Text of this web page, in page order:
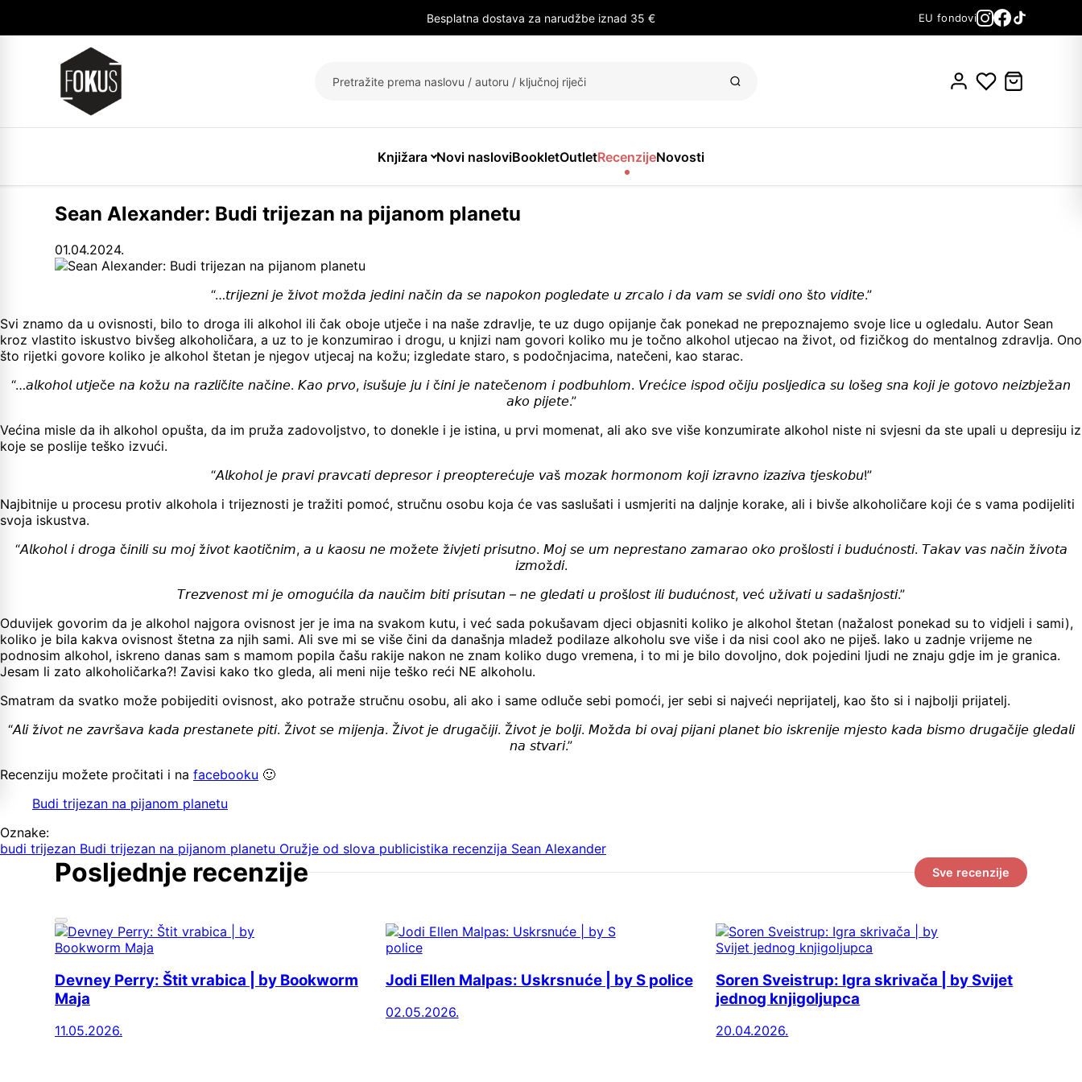
Besplatna dostava za narudžbe iznad 35 € EU fondovi
Knjižara Novi nasloviBookletOutletRecenzijeNovosti
Sean Alexander: Budi trijezan na pijanom planetu
01.04.2024.
“…𝘵𝘳𝘪𝘫𝘦𝘻𝘯𝘪 𝘫𝘦 ž𝘪𝘷𝘰𝘵 𝘮𝘰ž𝘥𝘢 𝘫𝘦𝘥𝘪𝘯𝘪 𝘯𝘢č𝘪𝘯 𝘥𝘢 𝘴𝘦 𝘯𝘢𝘱𝘰𝘬𝘰𝘯 𝘱𝘰𝘨𝘭𝘦𝘥𝘢𝘵𝘦 𝘶 𝘻𝘳𝘤𝘢𝘭𝘰 𝘪 𝘥𝘢 𝘷𝘢𝘮 𝘴𝘦 𝘴𝘷𝘪𝘥𝘪 𝘰𝘯𝘰 š𝘵𝘰 𝘷𝘪𝘥𝘪𝘵𝘦.”
Svi znamo da u ovisnosti, bilo to droga ili alkohol ili čak oboje utječe i na naše zdravlje, te uz dugo opijanje čak ponekad ne prepoznajemo svoje lice u ogledalu. Autor Sean
kroz vlastito iskustvo bivšeg alkoholičara, a uz to je konzumirao i drogu, u knjizi nam govori koliko mu je točno alkohol utjecao na život, od fizičkog do mentalnog zdravlja. Ono
što rijetki govore koliko je alkohol štetan je njegov utjecaj na kožu; izgledate staro, s podočnjacima, natečeni, kao starac.
“…𝘢𝘭𝘬𝘰𝘩𝘰𝘭 𝘶𝘵𝘫𝘦č𝘦 𝘯𝘢 𝘬𝘰ž𝘶 𝘯𝘢 𝘳𝘢𝘻𝘭𝘪č𝘪𝘵𝘦 𝘯𝘢č𝘪𝘯𝘦. 𝘒𝘢𝘰 𝘱𝘳𝘷𝘰, 𝘪𝘴𝘶š𝘶𝘫𝘦 𝘫𝘶 𝘪 č𝘪𝘯𝘪 𝘫𝘦 𝘯𝘢𝘵𝘦č𝘦𝘯𝘰𝘮 𝘪 𝘱𝘰𝘥𝘣𝘶𝘩𝘭𝘰𝘮. 𝘝𝘳𝘦ć𝘪𝘤𝘦 𝘪𝘴𝘱𝘰𝘥 𝘰č𝘪𝘫𝘶 𝘱𝘰𝘴𝘭𝘫𝘦𝘥𝘪𝘤𝘢 𝘴𝘶 𝘭𝘰š𝘦𝘨 𝘴𝘯𝘢 𝘬𝘰𝘫𝘪 𝘫𝘦 𝘨𝘰𝘵𝘰𝘷𝘰 𝘯𝘦𝘪𝘻𝘣𝘫𝘦ž𝘢𝘯
𝘢𝘬𝘰 𝘱𝘪𝘫𝘦𝘵𝘦.”
Većina misle da ih alkohol opušta, da im pruža zadovoljstvo, to donekle i je istina, u prvi momenat, ali ako sve više konzumirate alkohol niste ni svjesni da ste upali u depresiju iz
koje se poslije teško izvući.
“𝘈𝘭𝘬𝘰𝘩𝘰𝘭 𝘫𝘦 𝘱𝘳𝘢𝘷𝘪 𝘱𝘳𝘢𝘷𝘤𝘢𝘵𝘪 𝘥𝘦𝘱𝘳𝘦𝘴𝘰𝘳 𝘪 𝘱𝘳𝘦𝘰𝘱𝘵𝘦𝘳𝘦ć𝘶𝘫𝘦 𝘷𝘢š 𝘮𝘰𝘻𝘢𝘬 𝘩𝘰𝘳𝘮𝘰𝘯𝘰𝘮 𝘬𝘰𝘫𝘪 𝘪𝘻𝘳𝘢𝘷𝘯𝘰 𝘪𝘻𝘢𝘻𝘪𝘷𝘢 𝘵𝘫𝘦𝘴𝘬𝘰𝘣𝘶!”
Najbitnije u procesu protiv alkohola i trijeznosti je tražiti pomoć, stručnu osobu koja će vas saslušati i usmjeriti na daljnje korake, ali i bivše alkoholičare koji će s vama podijeliti
svoja iskustva.
“𝘈𝘭𝘬𝘰𝘩𝘰𝘭 𝘪 𝘥𝘳𝘰𝘨𝘢 č𝘪𝘯𝘪𝘭𝘪 𝘴𝘶 𝘮𝘰𝘫 ž𝘪𝘷𝘰𝘵 𝘬𝘢𝘰𝘵𝘪č𝘯𝘪𝘮, 𝘢 𝘶 𝘬𝘢𝘰𝘴𝘶 𝘯𝘦 𝘮𝘰ž𝘦𝘵𝘦 ž𝘪𝘷𝘫𝘦𝘵𝘪 𝘱𝘳𝘪𝘴𝘶𝘵𝘯𝘰. 𝘔𝘰𝘫 𝘴𝘦 𝘶𝘮 𝘯𝘦𝘱𝘳𝘦𝘴𝘵𝘢𝘯𝘰 𝘻𝘢𝘮𝘢𝘳𝘢𝘰 𝘰𝘬𝘰 𝘱𝘳𝘰š𝘭𝘰𝘴𝘵𝘪 𝘪 𝘣𝘶𝘥𝘶ć𝘯𝘰𝘴𝘵𝘪. 𝘛𝘢𝘬𝘢𝘷 𝘷𝘢𝘴 𝘯𝘢č𝘪𝘯 ž𝘪𝘷𝘰𝘵𝘢
𝘪𝘻𝘮𝘰ž𝘥𝘪.
𝘛𝘳𝘦𝘻𝘷𝘦𝘯𝘰𝘴𝘵 𝘮𝘪 𝘫𝘦 𝘰𝘮𝘰𝘨𝘶ć𝘪𝘭𝘢 𝘥𝘢 𝘯𝘢𝘶č𝘪𝘮 𝘣𝘪𝘵𝘪 𝘱𝘳𝘪𝘴𝘶𝘵𝘢𝘯 – 𝘯𝘦 𝘨𝘭𝘦𝘥𝘢𝘵𝘪 𝘶 𝘱𝘳𝘰š𝘭𝘰𝘴𝘵 𝘪𝘭𝘪 𝘣𝘶𝘥𝘶ć𝘯𝘰𝘴𝘵, 𝘷𝘦ć 𝘶ž𝘪𝘷𝘢𝘵𝘪 𝘶 𝘴𝘢𝘥𝘢š𝘯𝘫𝘰𝘴𝘵𝘪.”
Oduvijek govorim da je alkohol najgora ovisnost jer je ima na svakom kutu, i već sada pokušavam djeci objasniti koliko je alkohol štetan (nažalost ponekad su to vidjeli i sami),
koliko je bila kakva ovisnost štetna za njih sami. Ali sve mi se više čini da današnja mladež podilaze alkoholu sve više i da nisi cool ako ne piješ. Iako u zadnje vrijeme ne
podnosim alkohol, iskreno danas sam s mamom popila čašu rakije nakon ne znam koliko dugo vremena, i to mi je bilo dovoljno, dok pojedini ljudi ne znaju gdje im je granica.
Jesam li zato alkoholičarka?! Zavisi kako tko gleda, ali meni nije teško reći NE alkoholu.
Smatram da svatko može pobijediti ovisnost, ako potraže stručnu osobu, ali ako i same odluče sebi pomoći, jer sebi si najveći neprijatelj, kao što si i najbolji prijatelj.
“𝘈𝘭𝘪 ž𝘪𝘷𝘰𝘵 𝘯𝘦 𝘻𝘢𝘷𝘳š𝘢𝘷𝘢 𝘬𝘢𝘥𝘢 𝘱𝘳𝘦𝘴𝘵𝘢𝘯𝘦𝘵𝘦 𝘱𝘪𝘵𝘪. Ž𝘪𝘷𝘰𝘵 𝘴𝘦 𝘮𝘪𝘫𝘦𝘯𝘫𝘢. Ž𝘪𝘷𝘰𝘵 𝘫𝘦 𝘥𝘳𝘶𝘨𝘢č𝘪𝘫𝘪. Ž𝘪𝘷𝘰𝘵 𝘫𝘦 𝘣𝘰𝘭𝘫𝘪. 𝘔𝘰ž𝘥𝘢 𝘣𝘪 𝘰𝘷𝘢𝘫 𝘱𝘪𝘫𝘢𝘯𝘪 𝘱𝘭𝘢𝘯𝘦𝘵 𝘣𝘪𝘰 𝘪𝘴𝘬𝘳𝘦𝘯𝘪𝘫𝘦 𝘮𝘫𝘦𝘴𝘵𝘰 𝘬𝘢𝘥𝘢 𝘣𝘪𝘴𝘮𝘰 𝘥𝘳𝘶𝘨𝘢č𝘪𝘫𝘦 𝘨𝘭𝘦𝘥𝘢𝘭𝘪
𝘯𝘢 𝘴𝘵𝘷𝘢𝘳𝘪.”
Recenziju možete pročitati i na facebooku 🙂
Budi trijezan na pijanom planetu
Oznake:
budi trijezan Budi trijezan na pijanom planetu Oružje od slova publicistika recenzija Sean Alexander
Posljednje recenzije Sve recenzije
Devney Perry: Štit vrabica | by Bookworm
Maja
11.05.2026.
Jodi Ellen Malpas: Uskrsnuće | by S police
02.05.2026.
Soren Sveistrup: Igra skrivača | by Svijet
jednog knjigoljupca
20.04.2026.